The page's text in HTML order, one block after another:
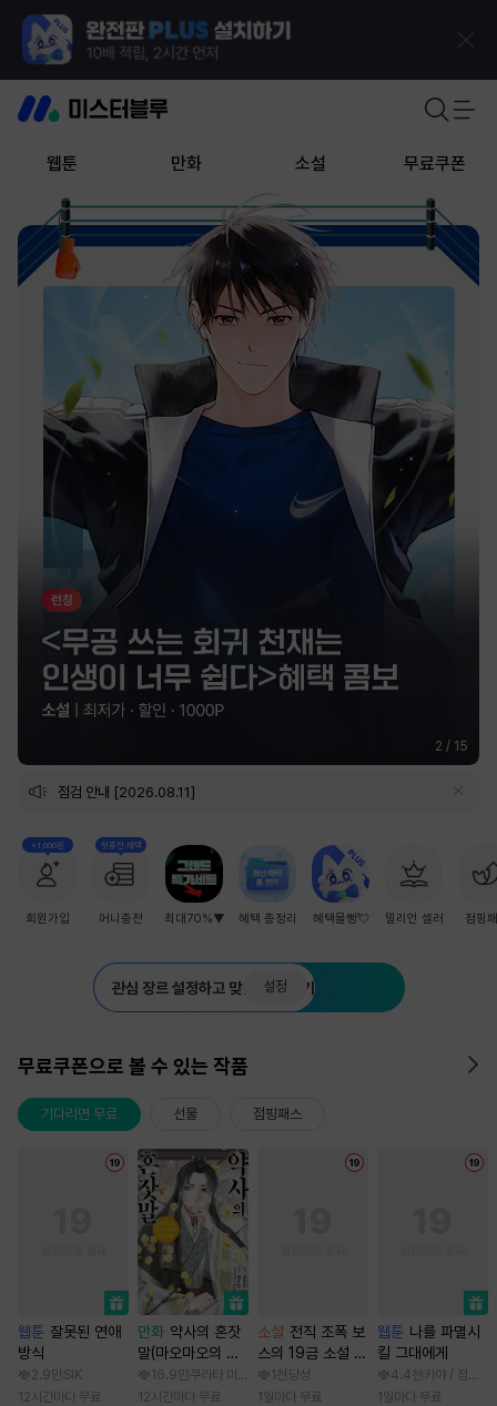
웹툰 만화 소설 무료쿠폰
2 / 15
점검 안내 [2026.08.11]
+1,000원
회원가입
첫충전 혜택
머니충전 최대70%▼ 혜택 총정리 혜택몰빵💘 밀리언 셀러 점핑
관심 장르 설정하고 맞춤 추천 받기
설정
무료쿠폰으로 볼 수 있는 작품
기다리면 무료 선물 점핑패스
웹툰 잘못된 연애
방식
2.9만 SIK
12시간마다 무료
만화 약사의 혼잣
말(마오마오의 후
궁 수수께끼 풀이
수첩)
16.9만 쿠라타 미노지 / 휴우가 나츠
12시간마다 무료
소설 전직 조폭 보
스의 19금 소설 속
가정부 빙의기
1천 당성
1일마다 무료
웹툰 나를 파멸시
킬 그대에게
4.4천 카야 / 점면, (
1일마다 무료